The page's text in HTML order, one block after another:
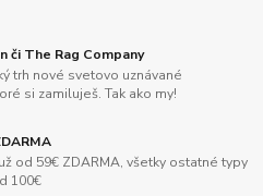
či The Rag Company
trh nové svetovo uznávané
si zamiluješ. Tak ako my!
od 59€ ZDARMA, všetky ostatné typy
100€